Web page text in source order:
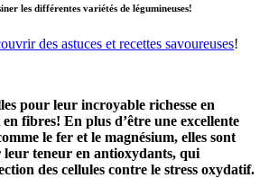
les différentes variétés de légumineuses!
des astuces et recettes savoureuses!
pour leur incroyable richesse en
en fibres! En plus d’être une excellente
le fer et le magnésium, elles sont
leur teneur en antioxydants, qui
des cellules contre le stress oxydatif.